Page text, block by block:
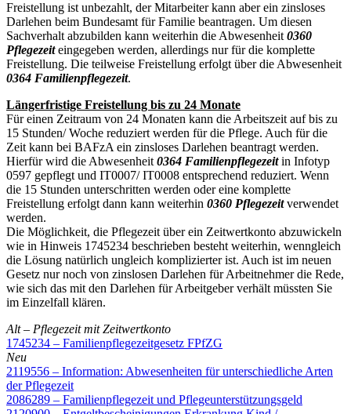
Freistellung ist unbezahlt, der Mitarbeiter kann aber ein zinsloses
Darlehen beim Bundesamt für Familie beantragen. Um diesen
Sachverhalt abzubilden kann weiterhin die Abwesenheit 0360
Pflegezeiteingegeben werden, allerdings nur für die komplette
Freistellung. Die teilweise Freistellung erfolgt über die Abwesenheit
0364 Familienpflegezeit.
Längerfristige Freistellung bis zu 24 Monate
Für einen Zeitraum von 24 Monaten kann die Arbeitszeit auf bis zu
15 Stunden/ Woche reduziert werden für die Pflege. Auch für die
Zeit kann bei BAFzA ein zinsloses Darlehen beantragt werden.
Hierfür wird die Abwesenheit 0364 Familienpflegezeitin Infotyp
0597 gepflegt und IT0007/ IT0008 entsprechend reduziert. Wenn
die 15 Stunden unterschritten werden oder eine komplette
Freistellung erfolgt dann kann weiterhin 0360 Pflegezeitverwendet
werden.
Die Möglichkeit, die Pflegezeit über ein Zeitwertkonto abzuwickeln
wie in Hinweis 1745234 beschrieben besteht weiterhin, wenngleich
die Lösung natürlich ungleich komplizierter ist. Auch ist im neuen
Gesetz nur noch von zinslosen Darlehen für Arbeitnehmer die Rede,
wie sich das mit den Darlehen für Arbeitgeber verhält müssten Sie
im Einzelfall klären.
Alt – Pflegezeit mit Zeitwertkonto
1745234 – Familienpflegezeitgesetz FPfZG
Neu
2119556 – Information: Abwesenheiten für unterschiedliche Arten
der Pflegezeit
2086289 – Familienpflegezeit und Pflegeunterstützungsgeld